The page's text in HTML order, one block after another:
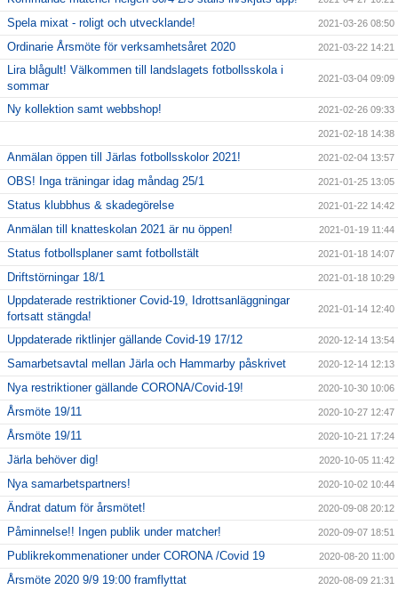
Spela mixat - roligt och utvecklande! 2021-03-26 08:50
Ordinarie Årsmöte för verksamhetsåret 2020 2021-03-22 14:21
Lira blågult! Välkommen till landslagets fotbollsskola i
sommar
2021-03-04 09:09
Ny kollektion samt webbshop! 2021-02-26 09:33
2021-02-18 14:38
Anmälan öppen till Järlas fotbollsskolor 2021! 2021-02-04 13:57
OBS! Inga träningar idag måndag 25/1 2021-01-25 13:05
Status klubbhus & skadegörelse 2021-01-22 14:42
Anmälan till knatteskolan 2021 är nu öppen! 2021-01-19 11:44
Status fotbollsplaner samt fotbollstält 2021-01-18 14:07
Driftstörningar 18/1 2021-01-18 10:29
Uppdaterade restriktioner Covid-19, Idrottsanläggningar
fortsatt stängda!
2021-01-14 12:40
Uppdaterade riktlinjer gällande Covid-19 17/12 2020-12-14 13:54
Samarbetsavtal mellan Järla och Hammarby påskrivet 2020-12-14 12:13
Nya restriktioner gällande CORONA/Covid-19! 2020-10-30 10:06
Årsmöte 19/11 2020-10-27 12:47
Årsmöte 19/11 2020-10-21 17:24
Järla behöver dig! 2020-10-05 11:42
Nya samarbetspartners! 2020-10-02 10:44
Ändrat datum för årsmötet! 2020-09-08 20:12
Påminnelse!! Ingen publik under matcher! 2020-09-07 18:51
Publikrekommenationer under CORONA /Covid 19 2020-08-20 11:00
Årsmöte 2020 9/9 19:00 framflyttat 2020-08-09 21:31